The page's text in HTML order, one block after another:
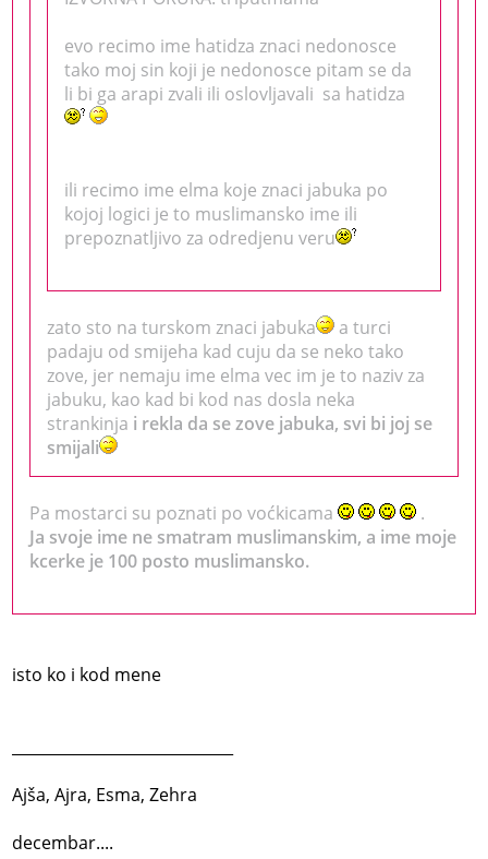
evo recimo ime hatidza znaci nedonosce
tako moj sin koji je nedonosce pitam se da
li bi ga arapi zvali ili oslovljavali sa hatidza
ili recimo ime elma koje znaci jabuka po
kojoj logici je to muslimansko ime ili
prepoznatljivo za odredjenu veru
zato sto na turskom znaci jabuka
a turci
padaju od smijeha kad cuju da se neko tako
zove, jer nemaju ime elma vec im je to naziv za
jabuku, kao kad bi kod nas dosla neka
strankinja i rekla da se zove jabuka, svi bi joj se
smijali
Pa mostarci su poznati po voćkicama
.
Ja svoje ime ne smatram muslimanskim, a ime moje
kcerke je 100 posto muslimansko.
isto ko i kod mene
Ajša, Ajra, Esma, Zehra
decembar....